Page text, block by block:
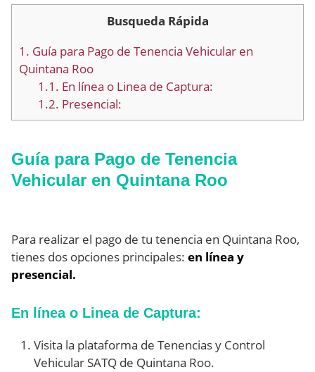
Busqueda Rápida
1. Guía para Pago de Tenencia Vehicular en
Quintana Roo
1.1. En línea o Linea de Captura:
1.2. Presencial:
Guía para Pago de Tenencia
Vehicular en Quintana Roo
Para realizar el pago de tu tenencia en Quintana Roo,
tienes dos opciones principales: en línea y
presencial.
En línea o Linea de Captura:
Visita la plataforma de Tenencias y Control
Vehicular SATQ de Quintana Roo.